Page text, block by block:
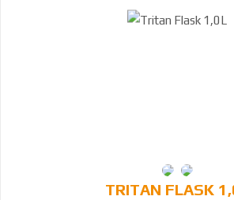
TRITAN FLASK